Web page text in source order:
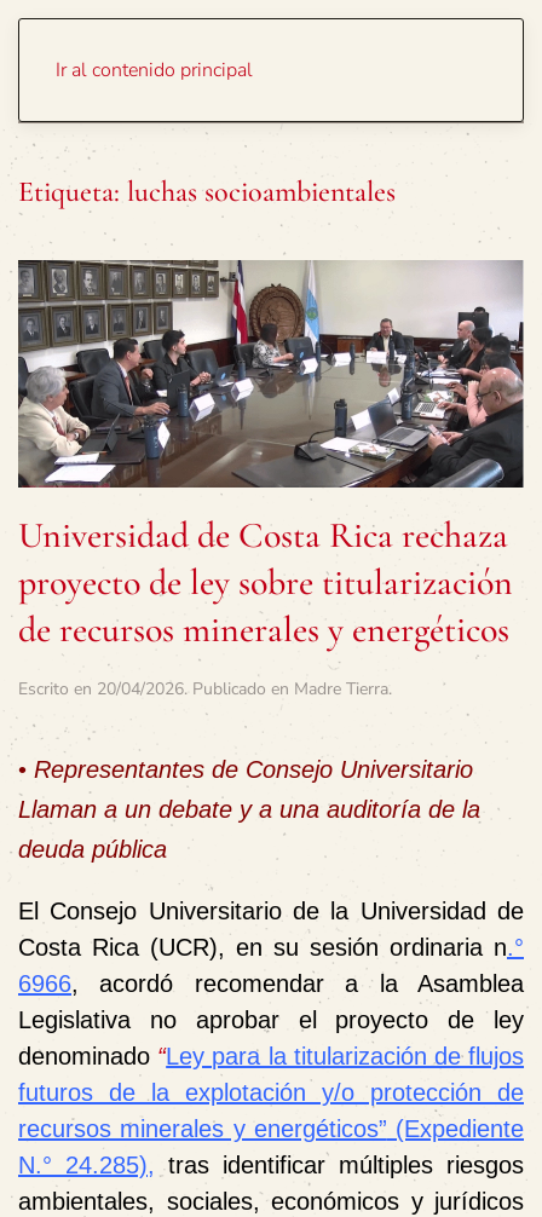
Ir al contenido principal
Etiqueta: luchas socioambientales
Universidad de Costa Rica rechaza
proyecto de ley sobre titularización
de recursos minerales y energéticos
Escrito en 20/04/2026. Publicado en Madre Tierra.
• Representantes de Consejo Universitario
Llaman a un debate y a una auditoría de la
deuda pública
El Consejo Universitario de la Universidad de
Costa Rica (UCR), en su sesión ordinaria n.°
6966, acordó recomendar a la Asamblea
Legislativa no aprobar el proyecto de ley
denominado “Ley para la titularización de flujos
futuros de la explotación y/o protección de
recursos minerales y energéticos” (Expediente
N.° 24.285), tras identificar múltiples riesgos
ambientales, sociales, económicos y jurídicos